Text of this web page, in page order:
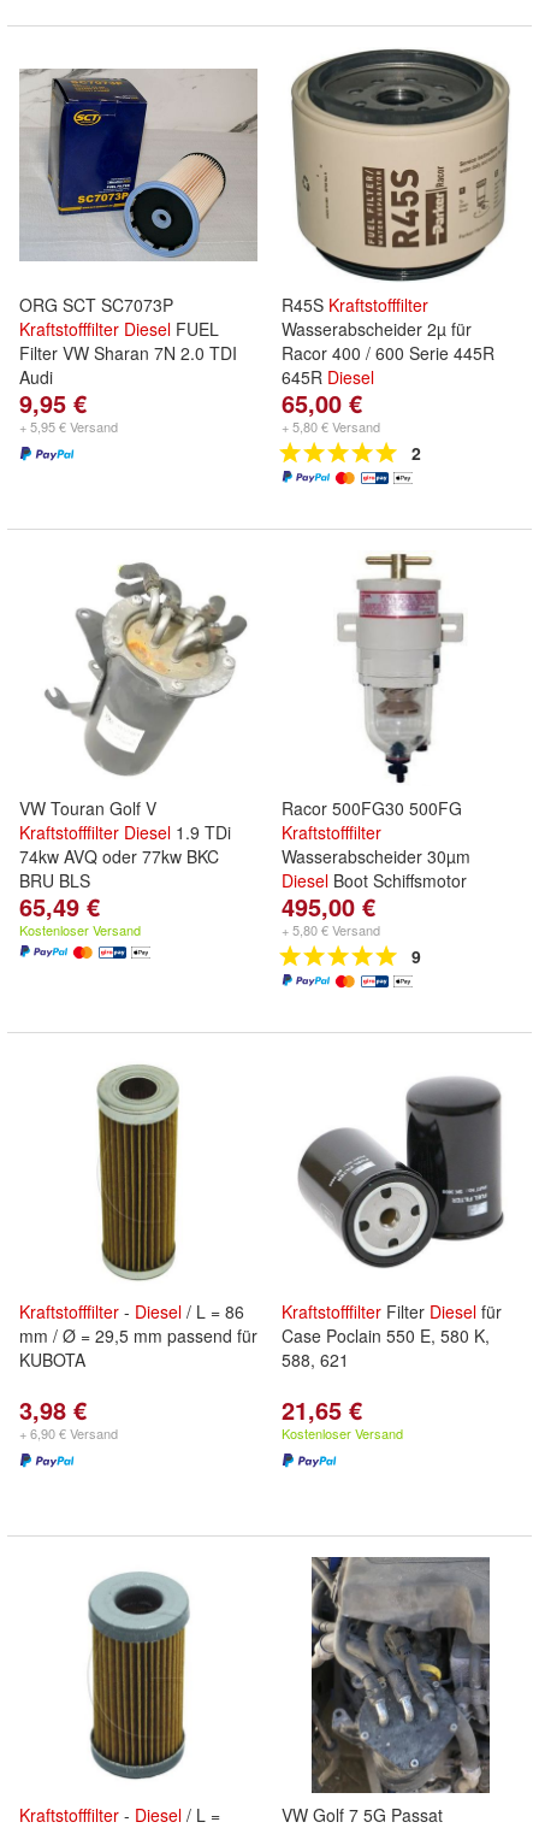
ORG SCT SC7073P
Kraftstofffilter Diesel FUEL
Filter VW Sharan 7N 2.0 TDI
Audi
9,95 €
+ 5,95 € Versand
R45S Kraftstofffilter
Wasserabscheider 2µ für
Racor 400 / 600 Serie 445R
645R Diesel
65,00 €
+ 5,80 € Versand
2
VW Touran Golf V
Kraftstofffilter Diesel 1.9 TDi
74kw AVQ oder 77kw BKC
BRU BLS
65,49 €
Kostenloser Versand
Racor 500FG30 500FG
Kraftstofffilter
Wasserabscheider 30µm
Diesel Boot Schiffsmotor
495,00 €
+ 5,80 € Versand
9
Kraftstofffilter - Diesel / L = 86
mm / Ø = 29,5 mm passend für
KUBOTA
3,98 €
+ 6,90 € Versand
Kraftstofffilter Filter Diesel für
Case Poclain 550 E, 580 K,
588, 621
21,65 €
Kostenloser Versand
Kraftstofffilter - Diesel / L =
VW Golf 7 5G Passat